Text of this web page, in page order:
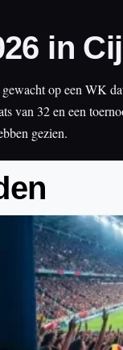
in
op een WK
van 32 en een
gezien.